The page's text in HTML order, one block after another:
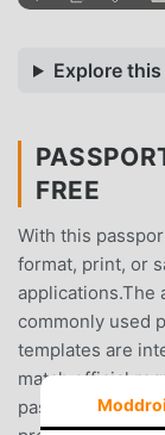
Explore
FREE
With this
format, print, or
applications.The
commonly used
templates are
match official
passport-style